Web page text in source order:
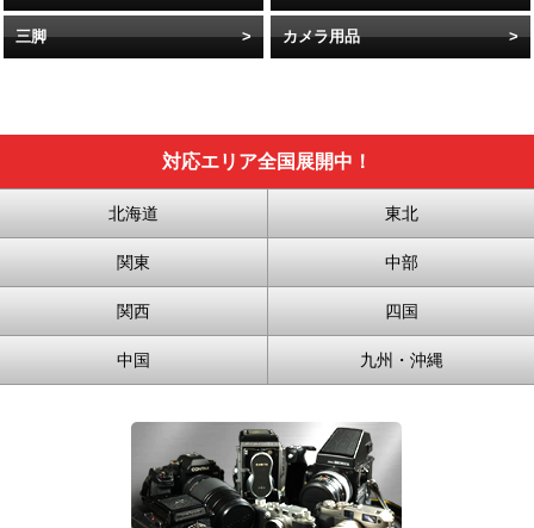
三脚 カメラ用品
対応エリア全国展開中！
北海道 東北
関東 中部
関西 四国
中国 九州・沖縄